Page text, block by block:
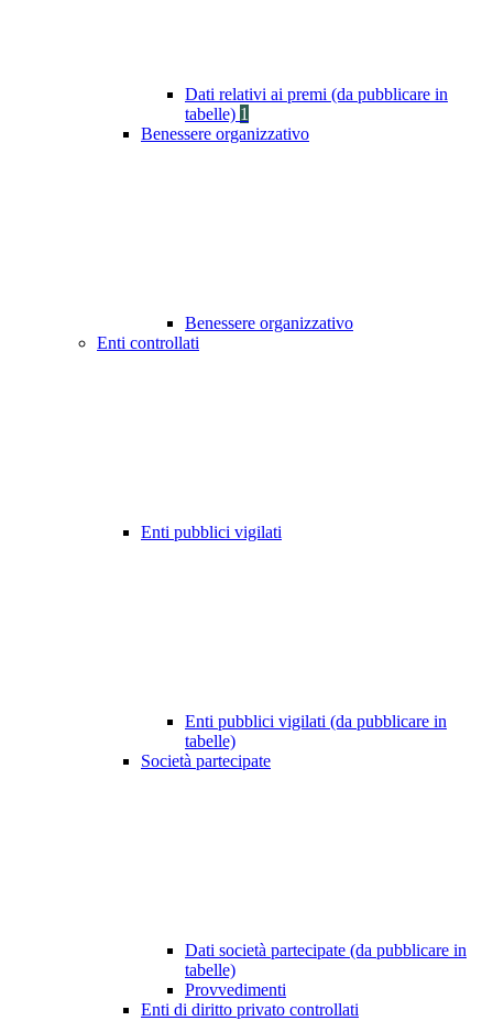
Dati relativi ai premi (da pubblicare in
tabelle) 1
Benessere organizzativo
Benessere organizzativo
Enti controllati
Enti pubblici vigilati
Enti pubblici vigilati (da pubblicare in
tabelle)
Società partecipate
Dati società partecipate (da pubblicare in
tabelle)
Provvedimenti
Enti di diritto privato controllati